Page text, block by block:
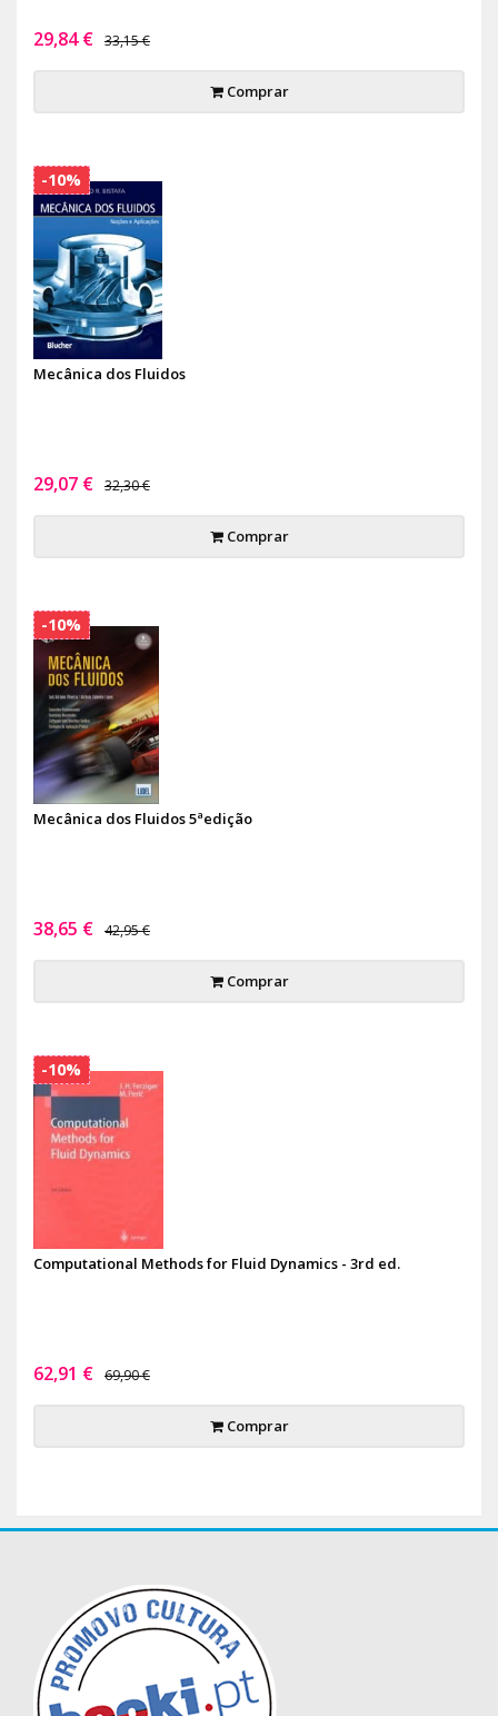
29,84 € 33,15 €
Comprar
Mecânica dos Fluidos
29,07 € 32,30 €
Comprar
-10%
Mecânica dos Fluidos 5ªedição
38,65 € 42,95 €
Comprar
-10%
Computational Methods for Fluid Dynamics - 3rd ed.
62,91 € 69,90 €
Comprar
-10%